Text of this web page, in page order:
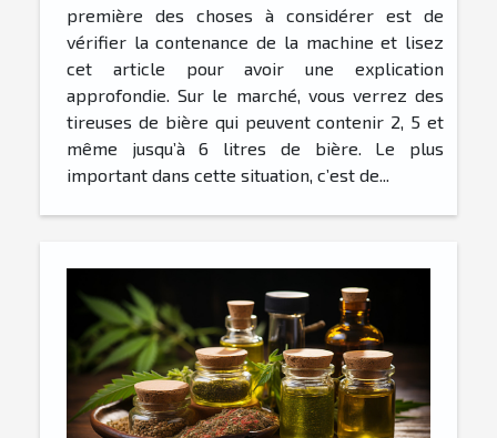
première des choses à considérer est de
vérifier la contenance de la machine et lisez
cet article pour avoir une explication
approfondie. Sur le marché, vous verrez des
tireuses de bière qui peuvent contenir 2, 5 et
même jusqu’à 6 litres de bière. Le plus
important dans cette situation, c’est de...